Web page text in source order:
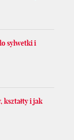
sylwetki i
kształty i jak